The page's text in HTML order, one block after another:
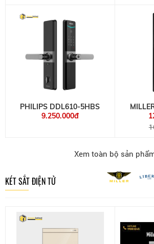
PHILIPS DDL610-5HBS
9.250.000đ
Xem toàn bộ sản
KÉT SẮT ĐIỆN TỬ